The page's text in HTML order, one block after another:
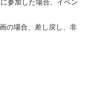
の場合、差し戻し、非